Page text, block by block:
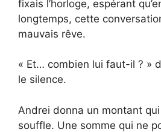
fixais l’horloge, espérant
longtemps, cette
mauvais rêve.
« Et… combien lui faut-il ? »
le silence.
Andrei donna un montant
souffle. Une somme qui ne